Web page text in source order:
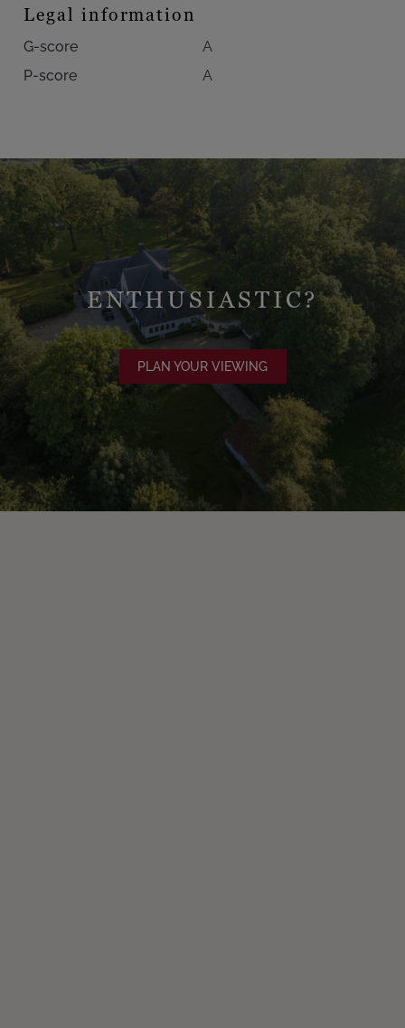
Legal information
G-score
A
P-score
A
ENTHUSIASTIC?
PLAN YOUR VIEWING